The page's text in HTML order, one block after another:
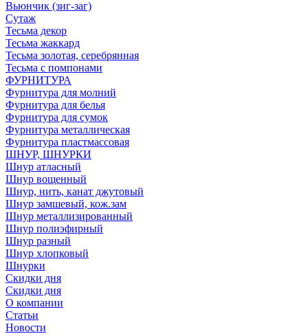
Вьюнчик (зиг-заг)
Сутаж
Тесьма декор
Тесьма жаккард
Тесьма золотая, серебрянная
Тесьма с помпонами
ФУРНИТУРА
Фурнитура для молний
Фурнитура для белья
Фурнитура для сумок
Фурнитура металлическая
Фурнитура пластмассовая
ШНУР, ШНУРКИ
Шнур атласный
Шнур вощенный
Шнур, нить, канат джутовый
Шнур замшевый, кож.зам
Шнур металлизированный
Шнур полиэфирный
Шнур разный
Шнур хлопковый
Шнурки
Скидки дня
Скидки дня
О компании
Статьи
Новости